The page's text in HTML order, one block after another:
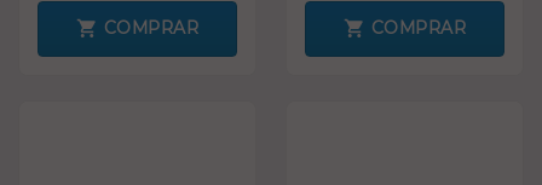
COMPRAR COMPRAR